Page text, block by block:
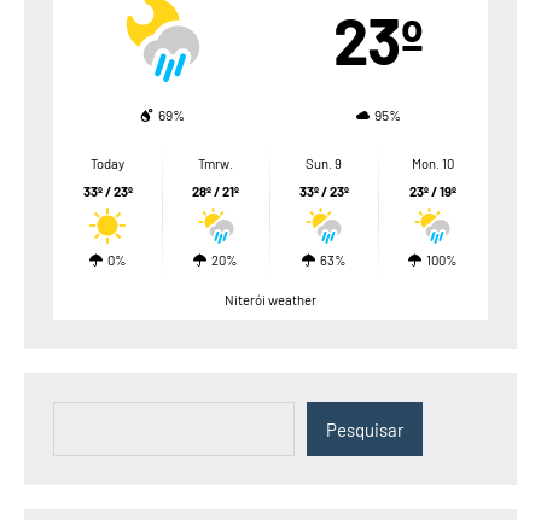
23º
69% 95%
Today
33º / 23º
0%
Tmrw.
28º / 21º
20%
Sun. 9
33º / 23º
63%
Mon. 10
23º / 19º
100%
Niterói weather
Pesquisar